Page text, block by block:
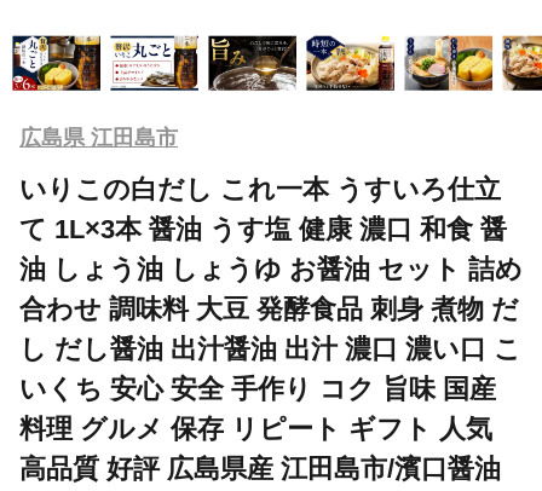
広島県 江田島市
いりこの白だし これ一本 うすいろ仕立
て 1L×3本 醤油 うす塩 健康 濃口 和食 醤
油 しょう油 しょうゆ お醤油 セット 詰め
合わせ 調味料 大豆 発酵食品 刺身 煮物 だ
し だし醤油 出汁醤油 出汁 濃口 濃い口 こ
いくち 安心 安全 手作り コク 旨味 国産
料理 グルメ 保存 リピート ギフト 人気
高品質 好評 広島県産 江田島市/濱口醤油